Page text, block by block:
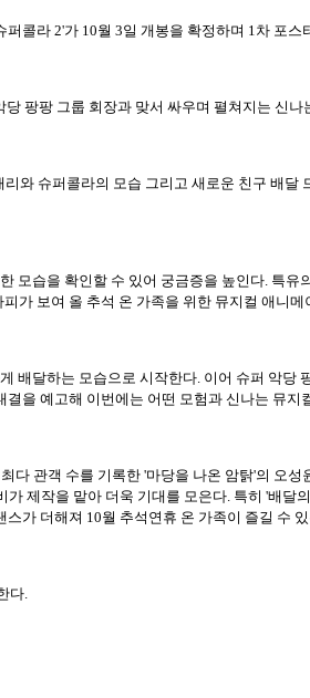
콜라 2'가 10월 3일 개봉을 확정하며 1차 포스
팡팡 그룹 회장과 맞서 싸우며 펼쳐지는 신나
와 슈퍼콜라의 모습 그리고 새로운 친구 배
습을 확인할 수 있어 궁금증을 높인다. 특
가 보여 올 추석 온 가족을 위한 뮤지컬 애니
달하는 모습으로 시작한다. 이어 슈퍼 악
을 예고해 이번에는 어떤 모험과 신나는 뮤지
관객 수를 기록한 '마당을 나온 암탉'의 오
제작을 맡아 더욱 기대를 모은다. 특히 '배
가 더해져 10월 추석연휴 온 가족이 즐길 수
다.